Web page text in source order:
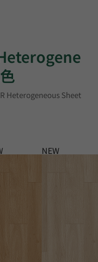
Heterogeneous Sheet
NEW